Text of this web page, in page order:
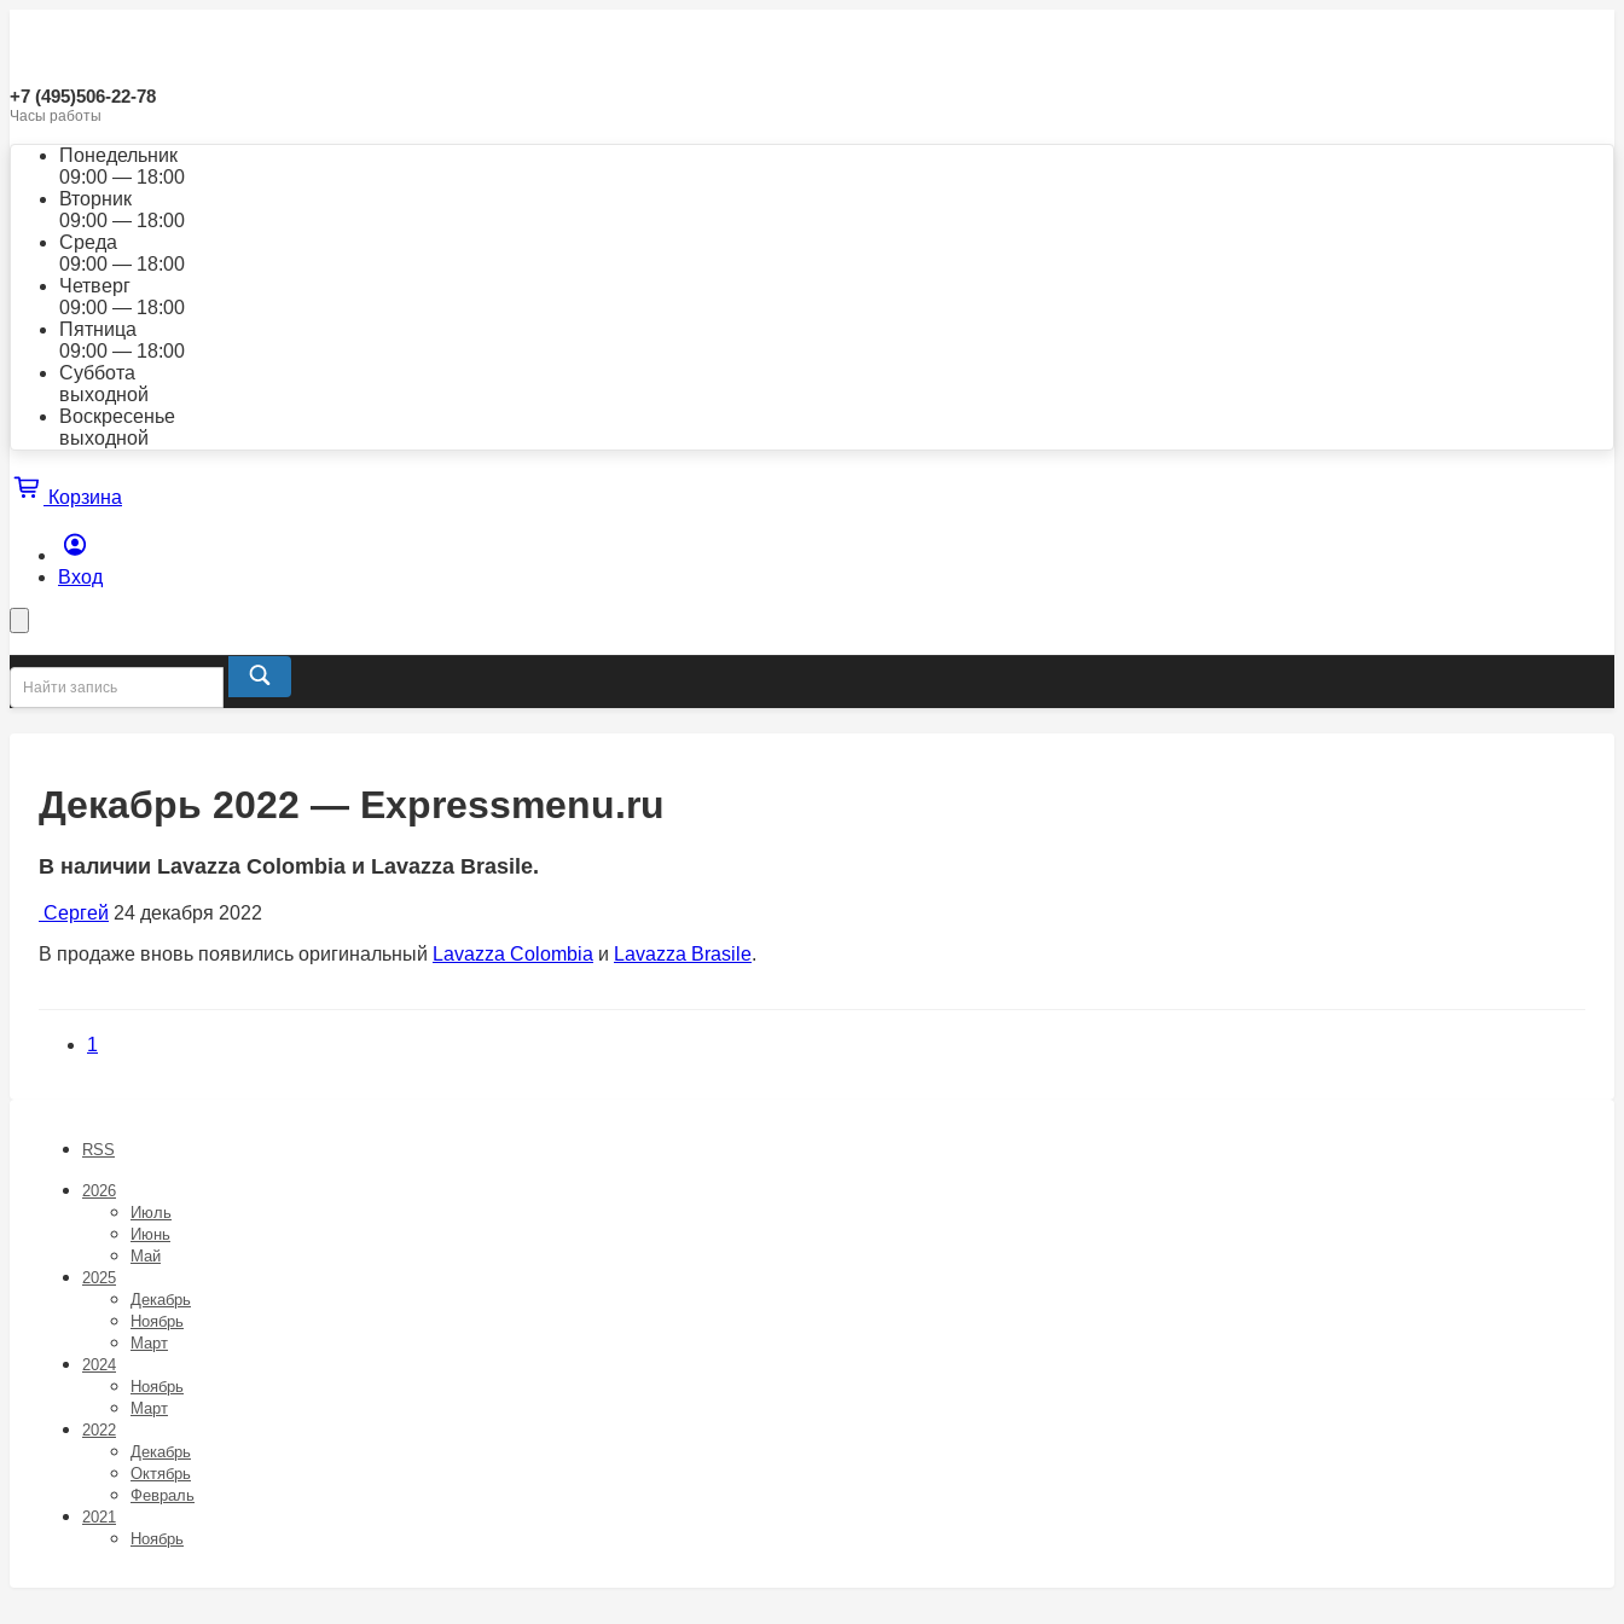
+7 (495)506-22-78
Часы работы
Понедельник
09:00 — 18:00
Вторник
09:00 — 18:00
Среда
09:00 — 18:00
Четверг
09:00 — 18:00
Пятница
09:00 — 18:00
Суббота
выходной
Воскресенье
выходной
Корзина
Вход
Декабрь 2022 — Expressmenu.ru
В наличии Lavazza Colombia и Lavazza Brasile.
Сергей 24 декабря 2022
В продаже вновь появились оригинальный Lavazza Colombia и Lavazza Brasile.
1
RSS
2026
Июль
Июнь
Май
2025
Декабрь
Ноябрь
Март
2024
Ноябрь
Март
2022
Декабрь
Октябрь
Февраль
2021
Ноябрь